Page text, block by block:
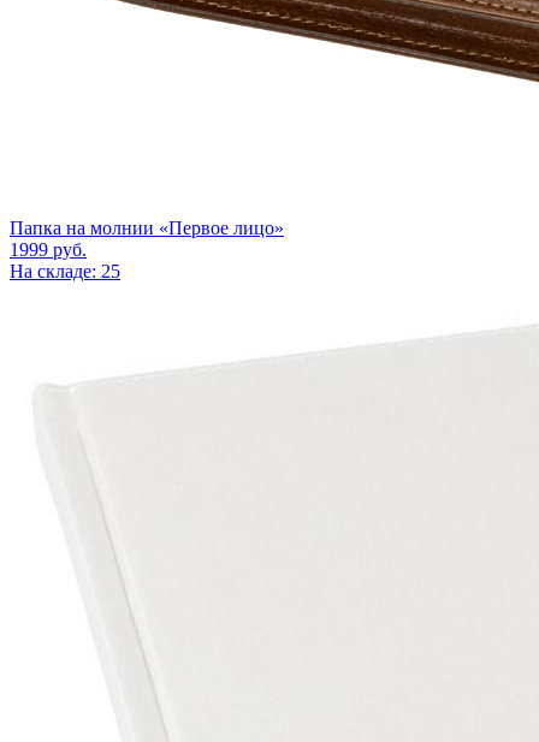
Папка на молнии «Первое лицо»
1999 руб.
На складе: 25